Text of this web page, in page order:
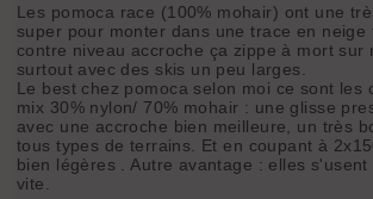
Les pomoca race (100% mohair) ont une
super pour monter dans une trace en neige
contre niveau accroche ça zippe à mort sur
surtout avec des skis un peu larges.
Le best chez pomoca selon moi ce sont les
mix 30% nylon/ 70% mohair : une glisse
avec une accroche bien meilleure, un très
tous types de terrains. Et en coupant à
bien légères . Autre avantage : elles
vite.